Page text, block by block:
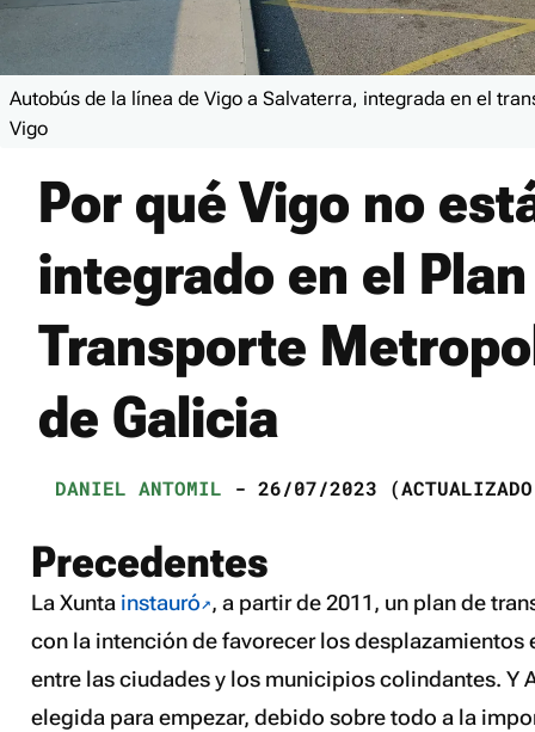
Autobús de la línea de Vigo a Salvaterra, integrada en el
Vigo
Por qué Vigo no
integrado en el
Transporte
de Galicia
DANIEL ANTOMIL - 26/07/2023
Precedentes
La Xunta instauró , a partir de 2011, un plan de
con la intención de favorecer los desplazamientos
entre las ciudades y los municipios colindantes. Y
elegida para empezar, debido sobre todo a la